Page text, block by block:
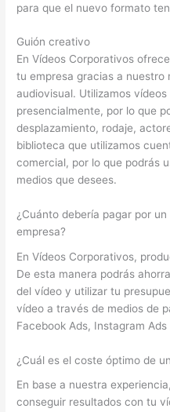
para que el nuevo formato
Guión creativo
En Vídeos Corporativos
tu empresa gracias a nuestro
audiovisual. Utilizamos
presencialmente, por lo que
desplazamiento, rodaje,
biblioteca que utilizamos
comercial, por lo que podrás
medios que desees.
¿Cuánto debería pagar por
empresa?
En Vídeos Corporativos,
De esta manera podrás
del vídeo y utilizar tu
vídeo a través de medios de
Facebook Ads, Instagram
¿Cuál es el coste óptimo de
En base a nuestra
conseguir resultados con tu